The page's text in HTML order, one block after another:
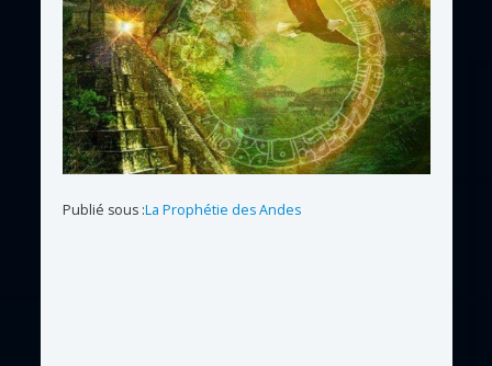
Publié sous :La Prophétie des Andes